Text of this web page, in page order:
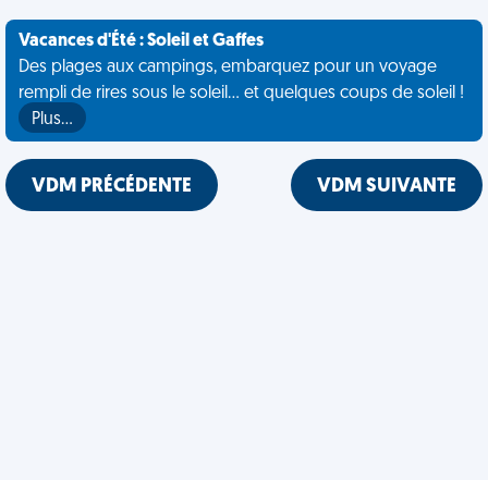
Vacances d'Été : Soleil et Gaffes
Des plages aux campings, embarquez pour un voyage
rempli de rires sous le soleil... et quelques coups de soleil !
Plus…
VDM PRÉCÉDENTE VDM SUIVANTE